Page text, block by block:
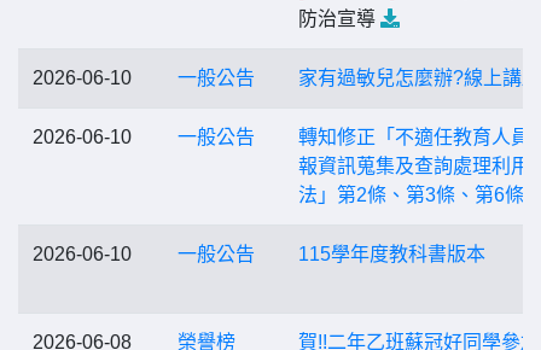
防治宣導
2026-06-10 一般公告 家有過敏兒怎麼辦?線上講座
2026-06-10 一般公告
轉知修正「不適任教育人員
報資訊蒐集及查詢處理利用
法」第2條、第3條、第6條
2026-06-10 一般公告 115學年度教科書版本
2026-06-08 榮譽榜
賀!!二年乙班蘇冠好同學參